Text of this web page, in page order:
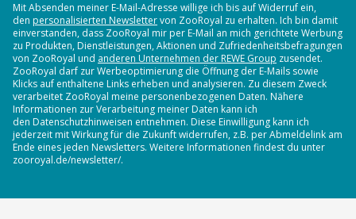
Mit Absenden meiner E-Mail-Adresse willige ich bis auf Widerruf ein,
den personalisierten Newslettervon ZooRoyal zu erhalten. Ich bin damit
einverstanden, dass ZooRoyal mir per E-Mail an mich gerichtete Werbung
zu Produkten, Dienstleistungen, Aktionen und Zufriedenheitsbefragungen
von ZooRoyal und anderen Unternehmen der REWE Group zusendet.
ZooRoyal darf zur Werbeoptimierung die Öffnung der E-Mails sowie
Klicks auf enthaltene Links erheben und analysieren. Zu diesem Zweck
verarbeitet ZooRoyal meine personenbezogenen Daten. Nähere
Informationen zur Verarbeitung meiner Daten kann ich
den Datenschutzhinweisen entnehmen. Diese Einwilligung kann ich
jederzeit mit Wirkung für die Zukunft widerrufen, z.B. per Abmeldelink am
Ende eines jeden Newsletters. Weitere Informationen findest du unter
zooroyal.de/newsletter/.